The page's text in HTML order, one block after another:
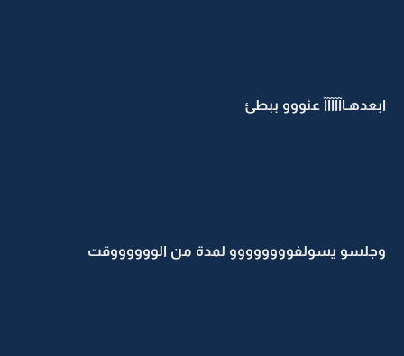
ابعدهـاآآآآآ عنووو ببطئ
وجلسو يسولفوووووووو لمدة من الووووووقت